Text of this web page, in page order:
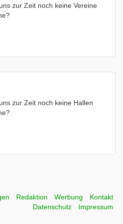
zur Zeit noch keine Vereine
zur Zeit noch keine Hallen
Redaktion Werbung
Kontakt
Datenschutz
Impressum